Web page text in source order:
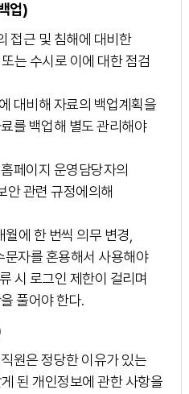
업)
접근 및 침해에 대비한
는 수시로 이에 대한 점검
대비해 자료의 백업계획을
를 백업해 별도 관리해야
페이지 운영담당자의
안 관련 규정에의해
에 한 번씩 의무 변경,
자를 혼용해서 사용해야
시 로그인 제한이 걸리며
풀어야 한다.
원은 정당한 이유가 있는
된 개인정보에 관한 사항을